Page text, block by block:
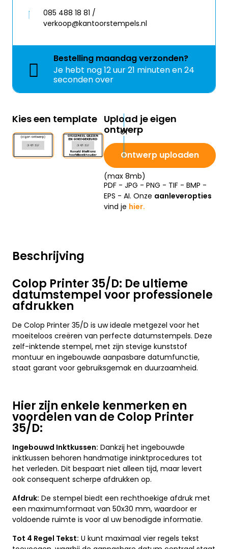
Beschrijving
Colop Printer 35/D: De ultieme
datumstempel voor professionele
afdrukken
De Colop Printer 35/D is uw ideale metgezel voor het
moeiteloos creëren van perfecte datumstempels. Deze
zelf-inktende stempel, met zijn stevige kunststof
montuur en ingebouwde aanpasbare datumfunctie,
staat garant voor gebruiksgemak en duurzaamheid.
Hier zijn enkele kenmerken en
voordelen van de Colop Printer
35/D:
Ingebouwd Inktkussen: Dankzij het ingebouwde
inktkussen behoren handmatige ininktprocedures tot
het verleden. Dit bespaart niet alleen tijd, maar levert
ook consequent scherpe afdrukken op.
Afdruk: De stempel biedt een rechthoekige afdruk met
een maximumformaat van 50x30 mm, waardoor er
voldoende ruimte is voor al uw benodigde informatie.
Tot 4 Regel Tekst: U kunt maximaal vier regels tekst
085 488 18 81 /
verkoop@kantoorstempels.nl
Bestelling maandagverzonden?
Je hebt nog12 uur 21 minuten en 24
seconden over
Kies een template Upload je eigen
ontwerp
Ontwerp uploaden
(max 8mb)
PDF - JPG - PNG - TIF - BMP -
EPS - AI. Onze aanleveropties
vind je hier.